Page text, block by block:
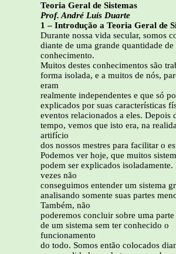
Teoria Geral de Sistemas
Prof. André Luís Duarte
1 – Introdução a Teoria Geral de
Durante nossa vida secular, somos
diante de uma grande quantidade de
conhecimento.
Muitos destes conhecimentos são
forma isolada, e a muitos de nós,
eram
realmente independentes e que só
explicados por suas características
eventos relacionados a eles. Depois
tempo, vemos que isto era, na
artifício
dos nossos mestres para facilitar o
Podemos ver hoje, que muitos
podem ser explicados isoladamente.
vezes não
conseguimos entender um sistema
analisando somente suas partes
Também, não
poderemos concluir sobre uma
de um sistema sem ter conhecido o
funcionamento
do todo. Somos então colocados